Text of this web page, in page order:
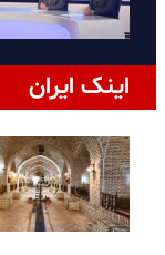
اینک ایران